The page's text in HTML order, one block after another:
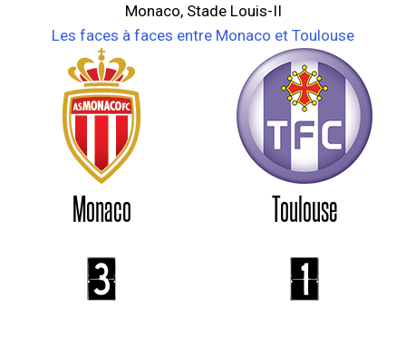
Monaco, Stade Louis-II
Les faces à faces entre Monaco et Toulouse
Monaco Toulouse
3 1